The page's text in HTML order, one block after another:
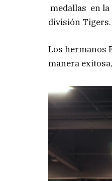
medallas en
división Tigers.
Los hermanos
manera